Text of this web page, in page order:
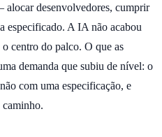
alocar desenvolvedores, cumprir
especificado. A IA não acabou
centro do palco. O que as
demanda que subiu de nível: o
com uma especificação, e
caminho.